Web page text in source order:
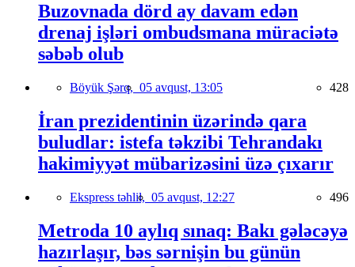
Buzovnada dörd ay davam edən
drenaj işləri ombudsmana müraciətə
səbəb olub
Böyük Şərq, 05 avqust, 13:05 428
İran prezidentinin üzərində qara
buludlar: istefa təkzibi Tehrandakı
hakimiyyət mübarizəsini üzə çıxarır
Ekspress təhlil, 05 avqust, 12:27 496
Metroda 10 aylıq sınaq: Bakı gələcəyə
hazırlaşır, bəs sərnişin bu günün